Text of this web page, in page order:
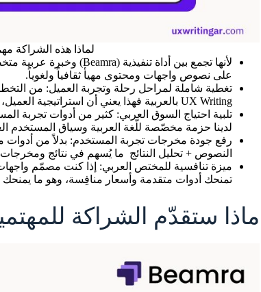
لماذا هذه الشراكة
على نصوص واجهات ومحتوى مهيأ ثقافياً ولغوياً.
UX Writing بالعربية فهذا يعني أن استراتيجية العميل، رحلته، واجهاته، وتحليله كلها تقع ضمن منظومة واحدة متكاملة.
تلبية احتياج السوق العربي: كثير من أدوات تجربة
لدينا حزمة مخصّصة للّغة العربية وسياق المستخدم
رفع جودة مخرجات تجربة المستخدم: بدلاً من أدوات
النصوص + تحليل النتائج ما يُسهم في نتائج
تمنحك أدوات متقدمة وأسعار منافِسة، وهو ما يمنحك
ماذا ستقدّم الشراكة